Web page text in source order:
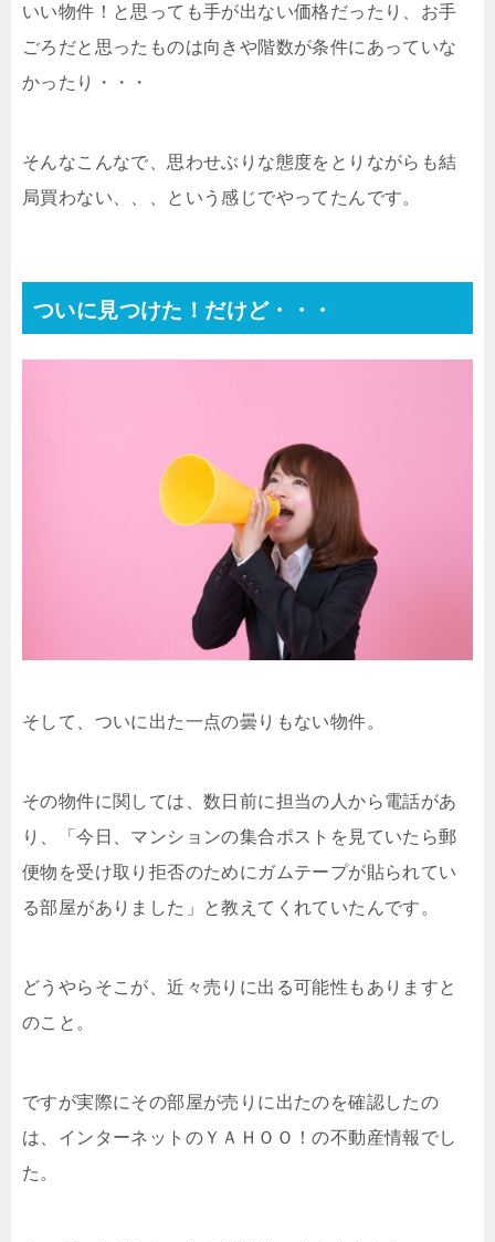
いい物件！と思っても手が出ない価格だったり、お手
ごろだと思ったものは向きや階数が条件にあっていな
かったり・・・
そんなこんなで、思わせぶりな態度をとりながらも結
局買わない、、、という感じでやってたんです。
ついに見つけた！だけど・・・
そして、ついに出た一点の曇りもない物件。
その物件に関しては、数日前に担当の人から電話があ
り、「今日、マンションの集合ポストを見ていたら郵
便物を受け取り拒否のためにガムテープが貼られてい
る部屋がありました」と教えてくれていたんです。
どうやらそこが、近々売りに出る可能性もありますと
のこと。
ですが実際にその部屋が売りに出たのを確認したの
は、インターネットのＹＡＨＯＯ！の不動産情報でし
た。